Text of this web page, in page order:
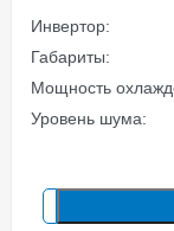
Инвертор:
Габариты:
Мощность
Уровень шума: